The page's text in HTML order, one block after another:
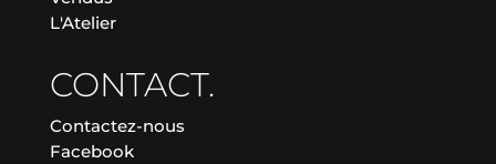
L'Atelier
CONTACT.
Contactez-nous
Facebook